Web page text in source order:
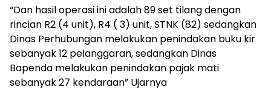
“Dan hasil operasi ini adalah 89 set tilang dengan
rincian R2 (4 unit), R4 ( 3) unit, STNK (82) sedangkan
Dinas Perhubungan melakukan penindakan buku kir
sebanyak 12 pelanggaran, sedangkan Dinas
Bapenda melakukan penindakan pajak mati
sebanyak 27 kendaraan” Ujarnya